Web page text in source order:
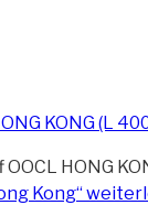
HONG
Kong“